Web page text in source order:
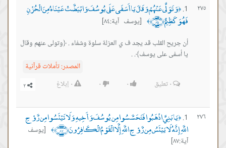
٢٧٥ ﴿وَتَوَلَّى عَنْهُمْ وَقَالَ يَا أَسَفَى عَلَى يُوسُفَ وَابْيَضَّتْ عَيْنَاهُ مِنَ الْحُزْنِ
فَهُوَ كَظِيمٌ ﴿٨٤﴾ ﴾
[يوسف آية:٨٤]
أن جريح القلب قد يجد ف ي العزلة سلوة وشفاء . ﴿وتولى عنهم وقال
يا أسفى على يوسف﴾. .
المصدر:تأملات قرآنية
٠تعليق ٠ ٠ ٠ إبلاغ
٢٧٦ ﴿يَا بَنِيَّ اذْهَبُوا فَتَحَسَّسُوا مِن يُوسُفَ وَأَخِيهِ وَلَا تَيْئَسُوا مِن رَّوْحِ
اللَّهِ إِنَّهُ لَا يَيْئَسُ مِن رَّوْحِ اللَّهِ إِلَّا الْقَوْمُ الْكَافِرُونَ ﴿٨٧﴾ ﴾
[يوسف
آية:٨٧]